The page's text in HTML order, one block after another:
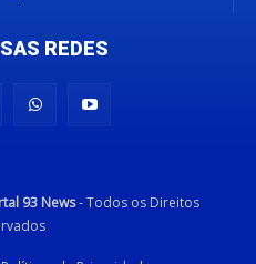
REDES
93 News- Todos os Direitos